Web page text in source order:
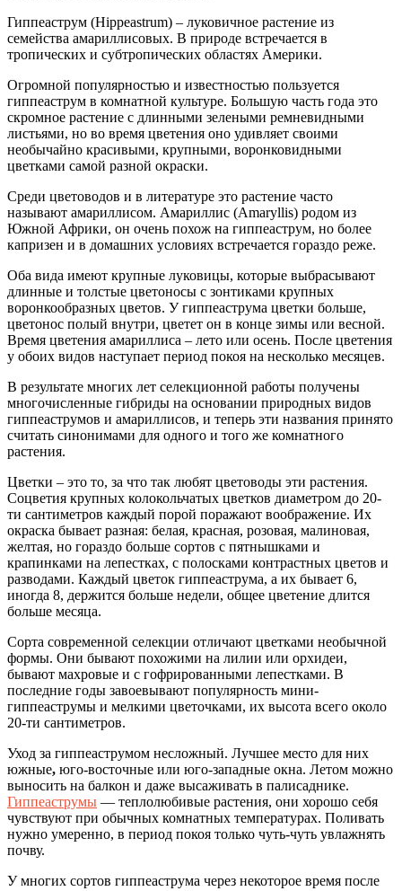
Гиппеаструм (Hippeastrum) – луковичное растение из
семейства амариллисовых. В природе встречается в
тропических и субтропических областях Америки.
Огромной популярностью и известностью пользуется
гиппеаструм в комнатной культуре. Большую часть года это
скромное растение с длинными зелеными ремневидными
листьями, но во время цветения оно удивляет своими
необычайно красивыми, крупными, воронковидными
цветками самой разной окраски.
Среди цветоводов и в литературе это растение часто
называют амариллисом. Амариллис (Amaryllis) родом из
Южной Африки, он очень похож на гиппеаструм, но более
капризен и в домашних условиях встречается гораздо реже.
Оба вида имеют крупные луковицы, которые выбрасывают
длинные и толстые цветоносы с зонтиками крупных
воронкообразных цветов. У гиппеаструма цветки больше,
цветонос полый внутри, цветет он в конце зимы или весной.
Время цветения амариллиса – лето или осень. После цветения
у обоих видов наступает период покоя на несколько месяцев.
В результате многих лет селекционной работы получены
многочисленные гибриды на основании природных видов
гиппеаструмов и амариллисов, и теперь эти названия принято
считать синонимами для одного и того же комнатного
растения.
Цветки – это то, за что так любят цветоводы эти растения.
Соцветия крупных колокольчатых цветков диаметром до 20-
ти сантиметров каждый порой поражают воображение. Их
окраска бывает разная: белая, красная, розовая, малиновая,
желтая, но гораздо больше сортов с пятнышками и
крапинками на лепестках, с полосками контрастных цветов и
разводами. Каждый цветок гиппеаструма, а их бывает 6,
иногда 8, держится больше недели, общее цветение длится
больше месяца.
Сорта современной селекции отличают цветками необычной
формы. Они бывают похожими на лилии или орхидеи,
бывают махровые и с гофрированными лепестками. В
последние годы завоевывают популярность мини-
гиппеаструмы и мелкими цветочками, их высота всего около
20-ти сантиметров.
Уход за гиппеаструмом несложный. Лучшее место для них
южные, юго-восточные или юго-западные окна. Летом можно
выносить на балкон и даже высаживать в палисаднике.
Гиппеаструмы — теплолюбивые растения, они хорошо себя
чувствуют при обычных комнатных температурах. Поливать
нужно умеренно, в период покоя только чуть-чуть увлажнять
почву.
У многих сортов гиппеаструма через некоторое время после